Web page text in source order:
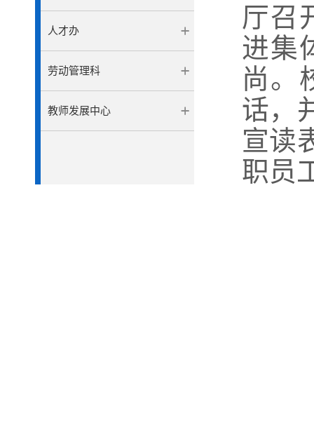
人才办
劳动管理科
教师发展中心
厅召
进集
尚。
话，
宣读
职员